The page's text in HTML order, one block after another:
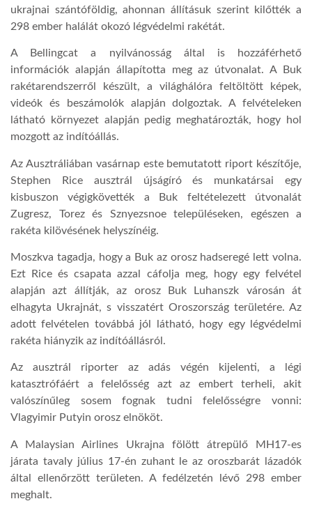
A NAP SZÉPE
LINKTR.EE
GLOBOZSARU
LATIMO.HU
ukrajnai szántóföldig, ahonnan állításuk szerint kilőtték a
298 ember halálát okozó légvédelmi rakétát.
A Bellingcat a nyilvánosság által is hozzáférhető
információk alapján állapította meg az útvonalat. A Buk
rakétarendszerről készült, a világhálóra feltöltött képek,
videók és beszámolók alapján dolgoztak. A felvételeken
látható környezet alapján pedig meghatározták, hogy hol
mozgott az indítóállás.
Az Ausztráliában vasárnap este bemutatott riport készítője,
Stephen Rice ausztrál újságíró és munkatársai egy
kisbuszon végigkövették a Buk feltételezett útvonalát
Zugresz, Torez és Sznyezsnoe településeken, egészen a
rakéta kilövésének helyszínéig.
Moszkva tagadja, hogy a Buk az orosz hadseregé lett volna.
Ezt Rice és csapata azzal cáfolja meg, hogy egy felvétel
alapján azt állítják, az orosz Buk Luhanszk városán át
elhagyta Ukrajnát, s visszatért Oroszország területére. Az
adott felvételen továbbá jól látható, hogy egy légvédelmi
rakéta hiányzik az indítóállásról.
Az ausztrál riporter az adás végén kijelenti, a légi
katasztrófáért a felelősség azt az embert terheli, akit
valószínűleg sosem fognak tudni felelősségre vonni:
Vlagyimir Putyin orosz elnököt.
A Malaysian Airlines Ukrajna fölött átrepülő MH17-es
járata tavaly július 17-én zuhant le az oroszbarát lázadók
által ellenőrzött területen. A fedélzetén lévő 298 ember
meghalt.